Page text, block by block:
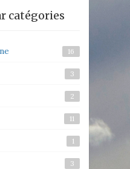
catégories
16
3
2
11
1
3